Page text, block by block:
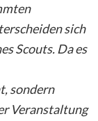
sich
Scouts. Da es
sondern
Veranstaltung